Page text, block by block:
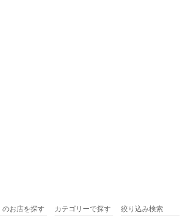
のお店を探す カテゴリーで探す 絞り込み検索